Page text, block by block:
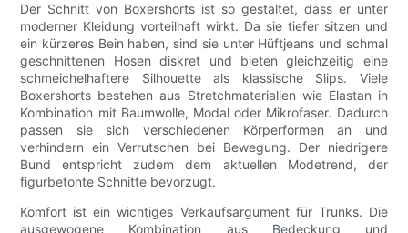
Der Schnitt von Boxershorts ist so gestaltet, dass er unter
moderner Kleidung vorteilhaft wirkt. Da sie tiefer sitzen und
ein kürzeres Bein haben, sind sie unter Hüftjeans und schmal
geschnittenen Hosen diskret und bieten gleichzeitig eine
schmeichelhaftere Silhouette als klassische Slips. Viele
Boxershorts bestehen aus Stretchmaterialien wie Elastan in
Kombination mit Baumwolle, Modal oder Mikrofaser. Dadurch
passen sie sich verschiedenen Körperformen an und
verhindern ein Verrutschen bei Bewegung. Der niedrigere
Bund entspricht zudem dem aktuellen Modetrend, der
figurbetonte Schnitte bevorzugt.
Komfort ist ein wichtiges Verkaufsargument für Trunks. Die
ausgewogene Kombination aus Bedeckung und